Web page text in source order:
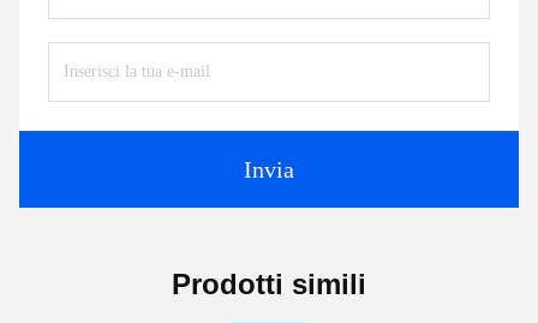
Invia
Prodotti simili